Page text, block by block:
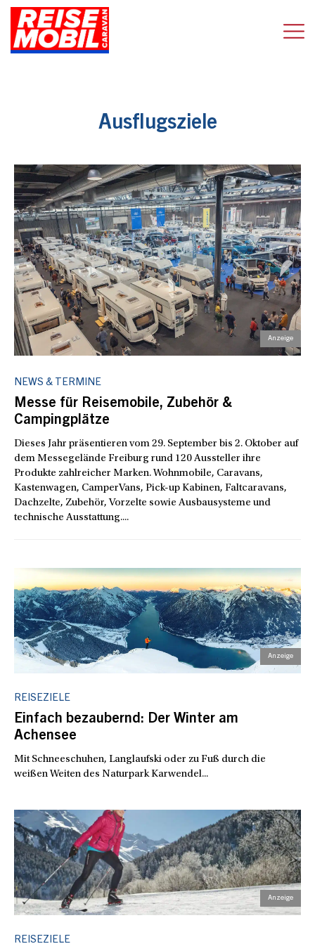
Ausflugsziele
NEWS & TERMINE
Messe für Reisemobile, Zubehör &
Campingplätze
Dieses Jahr präsentieren vom 29. September bis 2. Oktober auf
dem Messegelände Freiburg rund 120 Aussteller ihre
Produkte zahlreicher Marken. Wohnmobile, Caravans,
Kastenwagen, CamperVans, Pick-up Kabinen, Faltcaravans,
Dachzelte, Zubehör, Vorzelte sowie Ausbausysteme und
technische Ausstattung....
REISEZIELE
Einfach bezaubernd: Der Winter am
Achensee
Mit Schneeschuhen, Langlaufski oder zu Fuß durch die
weißen Weiten des Naturpark Karwendel...
REISEZIELE